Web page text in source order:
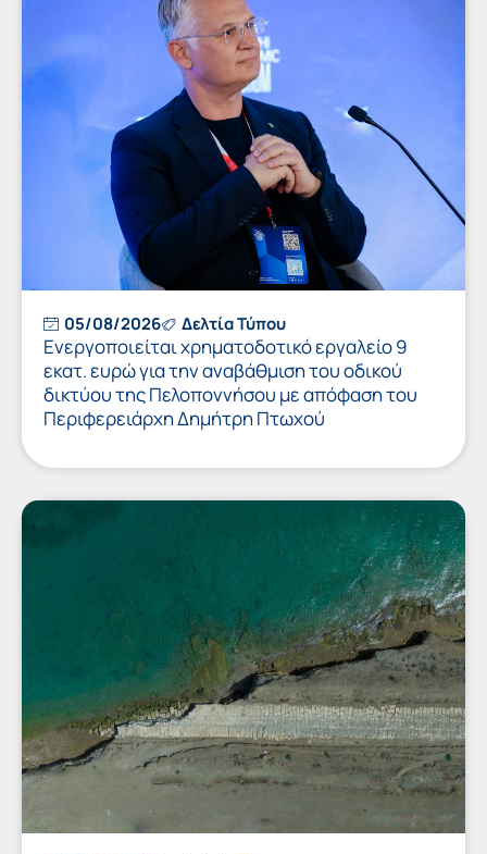
05/08/2026 Δελτία Τύπου
Ενεργοποιείται χρηματοδοτικό εργαλείο 9
εκατ. ευρώ για την αναβάθμιση του οδικού
δικτύου της Πελοποννήσου με απόφαση του
Περιφερειάρχη Δημήτρη Πτωχού